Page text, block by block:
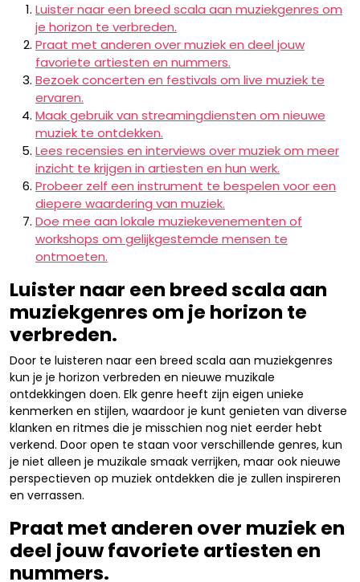
Luister naar een breed scala aan muziekgenres om
je horizon te verbreden.
Praat met anderen over muziek en deel jouw
favoriete artiesten en nummers.
Bezoek concerten en festivals om live muziek te
ervaren.
Maak gebruik van streamingdiensten om nieuwe
muziek te ontdekken.
Lees recensies en interviews over muziek om meer
inzicht te krijgen in artiesten en hun werk.
Probeer zelf een instrument te bespelen voor een
diepere waardering van muziek.
Doe mee aan lokale muziekevenementen of
workshops om gelijkgestemde mensen te
ontmoeten.
Luister naar een breed scala aan
muziekgenres om je horizon te
verbreden.
Door te luisteren naar een breed scala aan muziekgenres
kun je je horizon verbreden en nieuwe muzikale
ontdekkingen doen. Elk genre heeft zijn eigen unieke
kenmerken en stijlen, waardoor je kunt genieten van diverse
klanken en ritmes die je misschien nog niet eerder hebt
verkend. Door open te staan voor verschillende genres, kun
je niet alleen je muzikale smaak verrijken, maar ook nieuwe
perspectieven op muziek ontdekken die je zullen inspireren
en verrassen.
Praat met anderen over muziek en
deel jouw favoriete artiesten en
nummers.